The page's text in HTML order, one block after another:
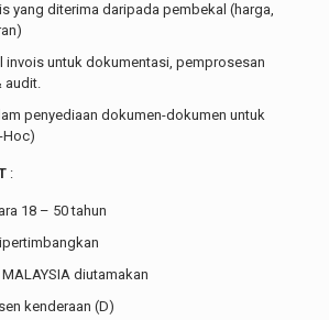
yang diterima daripada pembekal (harga,
invois untuk dokumentasi, pemprosesan
audit.
penyediaan dokumen-dokumen untuk
Hoc)
:
18 – 50 tahun
diutamakan
kenderaan (D)